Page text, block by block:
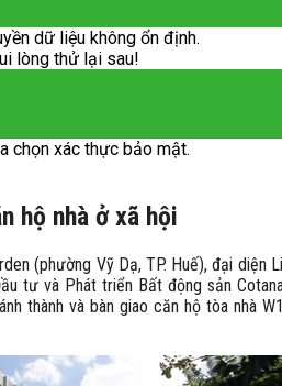
dữ liệu không ổn định.
lòng thử lại sau!
chọn xác thực bảo mật.
hộ nhà ở xã hội
(phường Vỹ Dạ, TP. Huế), đại diện
tư và Phát triển Bất động sản
thành và bàn giao căn hộ tòa nhà